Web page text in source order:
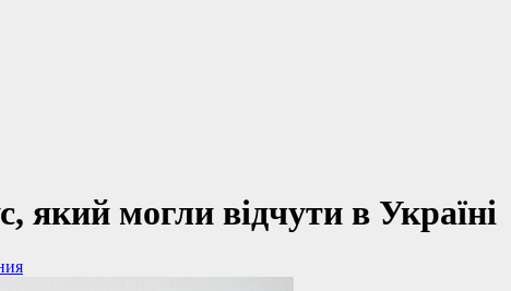
який могли відчути в Україні